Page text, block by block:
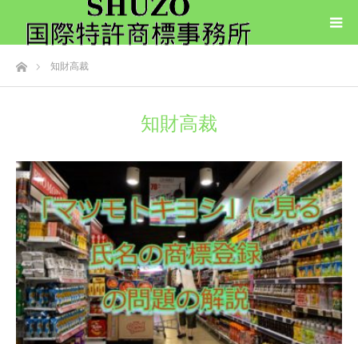
ホーム知財高裁
知財高裁